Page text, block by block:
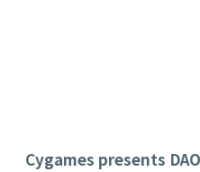
Cygames presents